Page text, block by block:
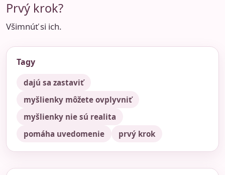
Prvý krok?
Všimnúť si ich.
Tagy
dajú sa zastaviť
myšlienky môžete ovplyvniť
myšlienky nie sú realita
pomáha uvedomenie
prvý krok